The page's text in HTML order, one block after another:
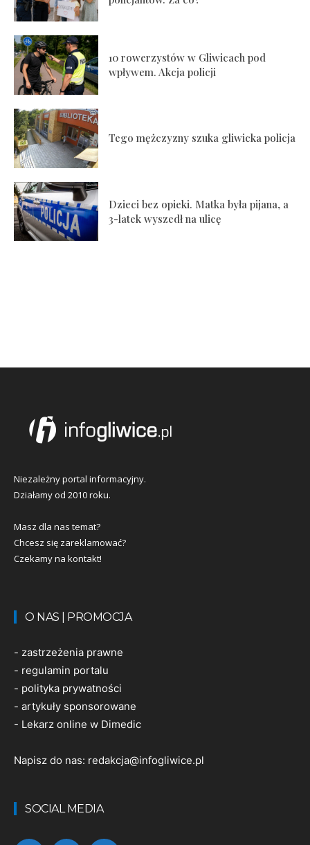
10 rowerzystów w Gliwicach pod
wpływem. Akcja policji
Tego mężczyzny szuka gliwicka policja
Dzieci bez opieki. Matka była pijana, a
3-latek wyszedł na ulicę
Niezależny portal informacyjny.
Działamy od 2010 roku.
Masz dla nas temat?
Chcesz się zareklamować?
Czekamy na kontakt!
O NAS | PROMOCJA
- zastrzeżenia prawne
- regulamin portalu
- polityka prywatności
- artykuły sponsorowane
- Lekarz online w Dimedic
Napisz do nas: redakcja@infogliwice.pl
SOCIAL MEDIA